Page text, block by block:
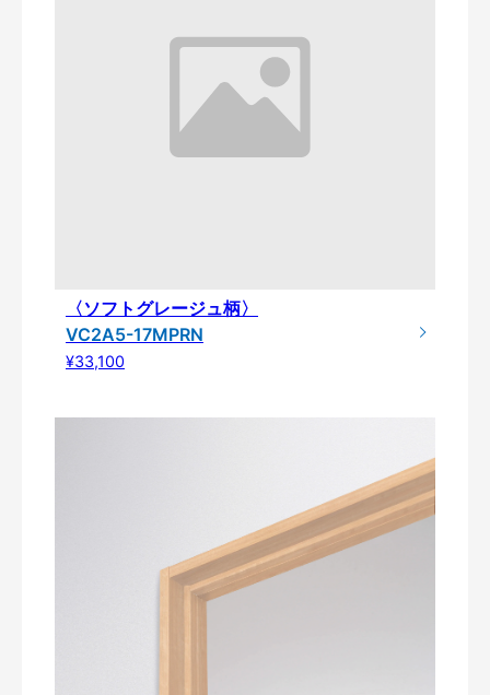
〈ソフトグレージュ柄〉
VC2A5-17MPRN
¥33,100